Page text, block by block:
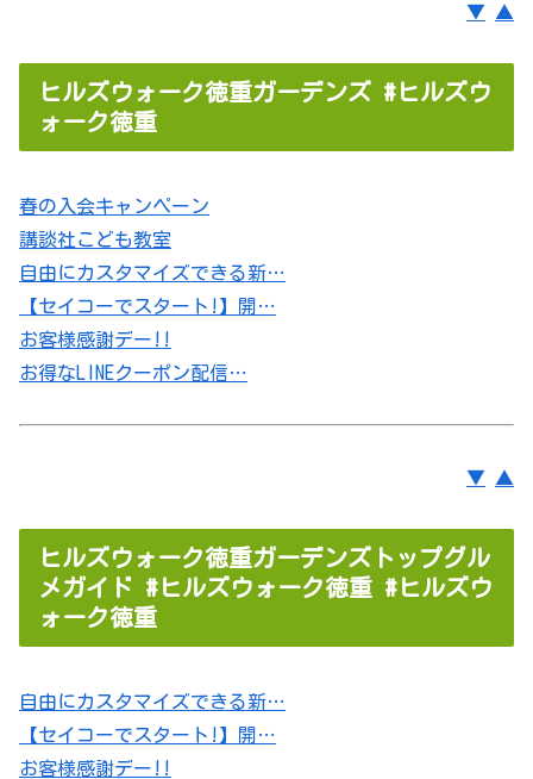
▼ ▲
ヒルズウォーク徳重ガーデンズ #ヒルズウ
ォーク徳重
春の入会キャンペーン
講談社こども教室
自由にカスタマイズできる新…
【セイコーでスタート!】開…
お客様感謝デー!!
お得なLINEクーポン配信…
▼ ▲
ヒルズウォーク徳重ガーデンズトップグル
メガイド #ヒルズウォーク徳重 #ヒルズウ
ォーク徳重
自由にカスタマイズできる新…
【セイコーでスタート!】開…
お客様感謝デー!!